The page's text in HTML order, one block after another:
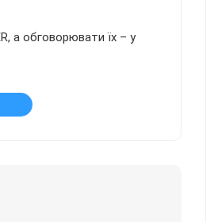
а обговорювати їх – у